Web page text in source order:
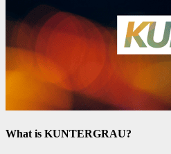
What is KUNTERGRAU?